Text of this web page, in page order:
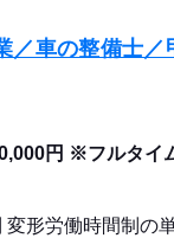
／車の整備士／